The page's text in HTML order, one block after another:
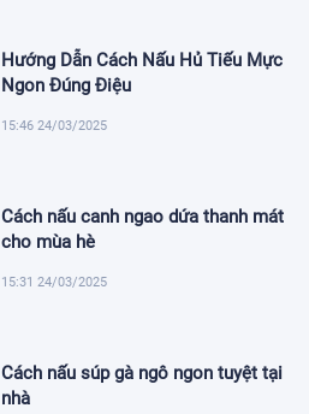
Hướng Dẫn Cách Nấu Hủ Tiếu Mực
Ngon Đúng Điệu
15:46 24/03/2025
Cách nấu canh ngao dứa thanh mát
cho mùa hè
15:31 24/03/2025
Cách nấu súp gà ngô ngon tuyệt tại
nhà